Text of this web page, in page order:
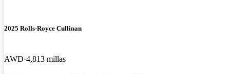
2025 Rolls-Royce Cullinan
AWD 4,813 millas